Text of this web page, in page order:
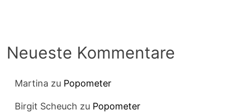
Neueste Kommentare
Martina zu Popometer
Birgit Scheuch zu Popometer